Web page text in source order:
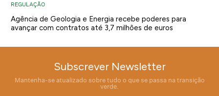
REGULAÇÃO
Agência de Geologia e Energia recebe poderes para
avançar com contratos até 3,7 milhões de euros
Subscrever Newsletter
Mantenha-se atualizado sobre tudo o que se passa na transição
verde.